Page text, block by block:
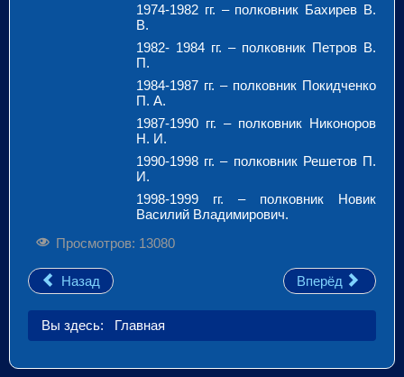
1974-1982 гг. – полковник Бахирев В.
В.
1982- 1984 гг. – полковник Петров В.
П.
1984-1987 гг. – полковник Покидченко
П. А.
1987-1990 гг. – полковник Никоноров
Н. И.
1990-1998 гг. – полковник Решетов П.
И.
1998-1999 гг. – полковник Новик
Василий Владимирович.
Просмотров: 13080
Назад Вперёд
Вы здесь: Главная